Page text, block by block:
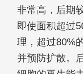
非常高，后期
即使面积超过
理，超过80%
并预防扩散。